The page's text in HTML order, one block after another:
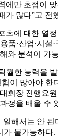
에만 초점이
가 많다”고 전
츠에 대한 열
품·산업·시설·
와 분석이 가
월한 능력을
이 많아야 한
회장 진행요
정을 배울 수
일해서는 안 된
불가능하다.